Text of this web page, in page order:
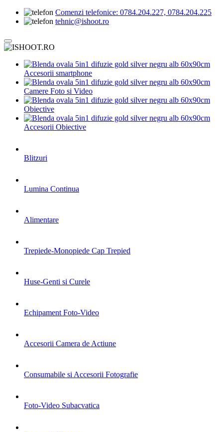
Comenzi telefonice: 0784.204.227, 0784.204.225
tehnic@ishoot.ro
Accesorii smartphone
Camere Foto si Video
Obiective
Accesorii Obiective
Blitzuri
Lumina Continua
Alimentare
Trepiede-Monopiede Cap Trepied
Huse-Genti si Curele
Echipament Foto-Video
Accesorii Camera de Actiune
Consumabile si Accesorii Fotografie
Foto-Video Subacvatica